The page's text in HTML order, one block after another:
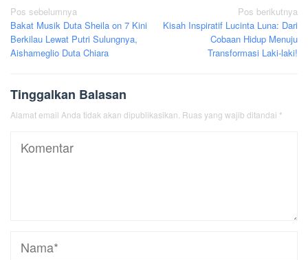
Navigasi
pos
Pos sebelumnya
Bakat Musik Duta Sheila on 7 Kini
Berkilau Lewat Putri Sulungnya,
Aishameglio Duta Chiara
Pos berikutnya
Kisah Inspiratif Lucinta Luna: Dari
Cobaan Hidup Menuju
Transformasi Laki-laki!
Tinggalkan Balasan
Alamat email Anda tidak akan dipublikasikan. Ruas yang wajib ditandai *